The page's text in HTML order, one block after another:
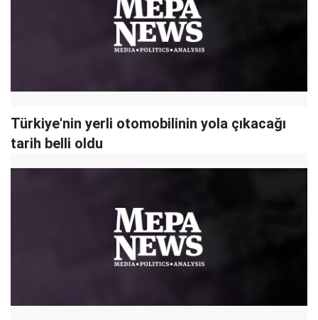
Türkiye'nin yerli otomobilinin yola çıkacağı
tarih belli oldu